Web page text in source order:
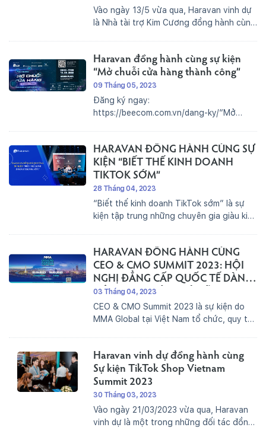
Vào ngày 13/5 vừa qua, Haravan vinh dự
là Nhà tài trợ Kim Cương đồng hành cùng
đột phá”.Đây là sự kiện thảo luận về...
Haravan đồng hành cùng sự kiện
“Mở chuỗi cửa hàng thành công”
09 Tháng 05, 2023
Đăng ký ngay:
https://beecom.com.vn/dang-ky/“Mở
Talkshow được tổ chức bởi Hội thương
mại điện tử Beecom, quy tụ các chuyên
gia đầu ngành, các doanh...
HARAVAN ĐỒNG HÀNH CÙNG SỰ
KIỆN “BIẾT THẾ KINH DOANH
TIKTOK SỚM”
28 Tháng 04, 2023
“Biết thế kinh doanh TikTok sớm” là sự
kiện tập trung những chuyên gia giàu kinh
TikTok.Xuyên suốt cả sự kiện, các diễn
giả và các...
HARAVAN ĐỒNG HÀNH CÙNG
CEO & CMO SUMMIT 2023: HỘI
NGHỊ ĐẲNG CẤP QUỐC TẾ DÀNH
RIÊNG CHO CÁC NHÀ LÃNH ĐẠO
CẤP CAO
03 Tháng 04, 2023
CEO & CMO Summit 2023 là sự kiện do
MMA Global tại Việt Nam tổ chức, quy tụ
tập đoàn đa quốc gia,...
Haravan vinh dự đồng hành cùng
Sự kiện TikTok Shop Vietnam
Summit 2023
30 Tháng 03, 2023
Vào ngày 21/03/2023 vừa qua, Haravan
vinh dự là một trong những đối tác đồng